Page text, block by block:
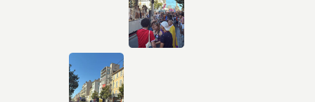
Lettres d’information
Rubrique Culture
Infos FSU